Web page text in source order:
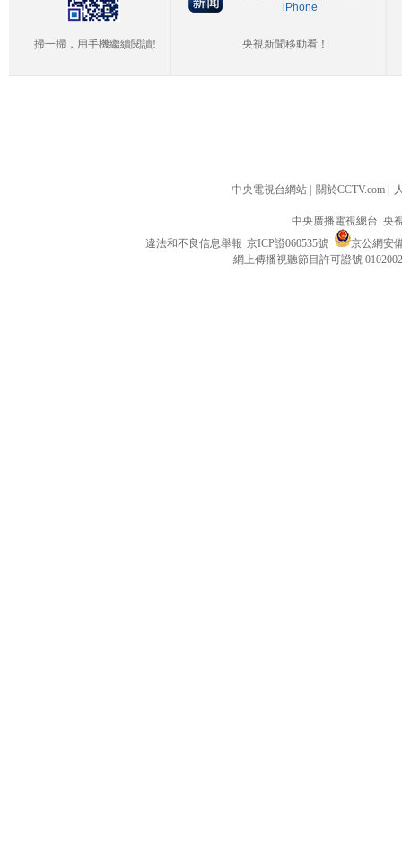
掃一掃，用手機繼續閱讀!
iPhone
央視新聞移動看！
中央電視台網站 關於CCTV.com
中央廣播電視總台 央
違法和不良信息舉報 京ICP證060535號
京公網安
網上傳播視聽節目許可證號